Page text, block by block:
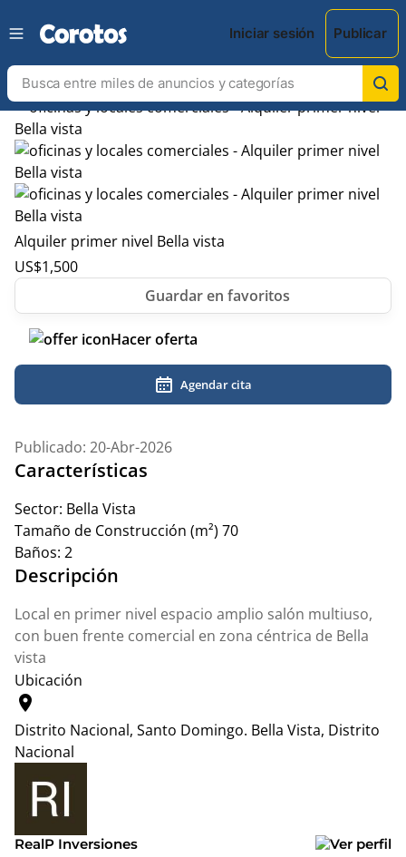
Iniciar sesión Publicar
Alquiler primer nivel Bella vista
US$1,500
Hacer oferta
Agendar cita
Publicado: 20-Abr-2026
Características
Sector: Bella Vista
Tamaño de Construcción (m²) 70
Baños: 2
Descripción
Local en primer nivel espacio amplio salón multiuso,
con buen frente comercial en zona céntrica de Bella
vista
Ubicación
location_on
Distrito Nacional, Santo Domingo. Bella Vista, Distrito
Nacional
+
−
RealP Inversiones